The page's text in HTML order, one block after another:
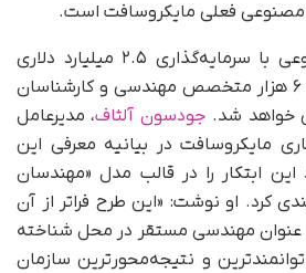
فعلی مایکروسافت است.
این شرکت هوش مصنوعی با سرمایه‌گذاری ۲.۵ میلیارد دلاری
مایکروسافت و مشارکت ۶ هزار متخصص مهندسی و کارشناسان
خواهد شد. جودسون آلثاف، مدیرعامل
مایکروسافت در بیانیه معرفی این
این ابتکار را در قالب مدل «مهندسان
کرد. او نوشت: «این طرح فراتر از آن
عنوان مهندسی مستقر در محل شناخته
و نتیجه‌محورترین سازمان